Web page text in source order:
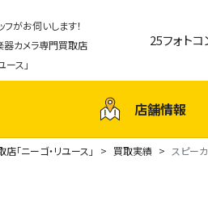
フがお伺いします！
器カメラ専門買取店
ース」
25フォトコ
店舗情報
「ニーゴ・リユース」 買取実績 スピー